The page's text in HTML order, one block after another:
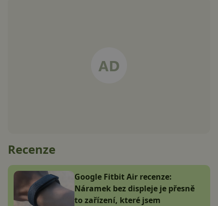
Recenze
Google Fitbit Air recenze:
Náramek bez displeje je přesně
to zařízení, které jsem